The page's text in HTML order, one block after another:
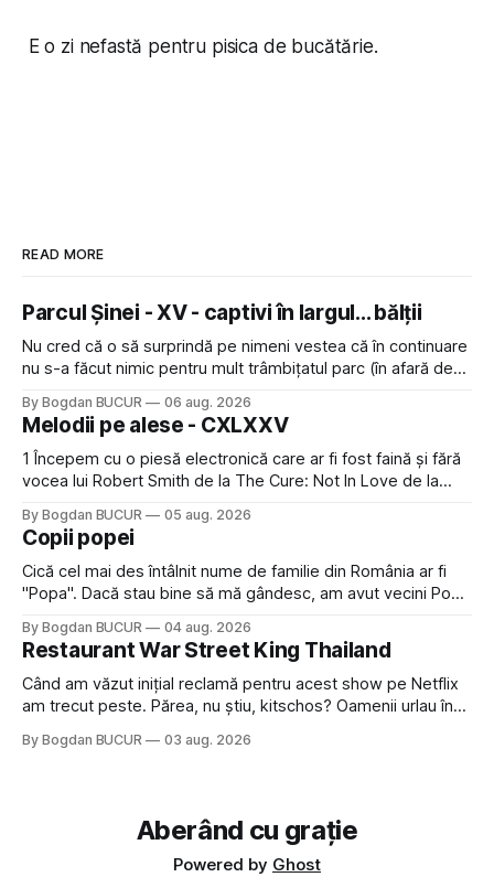
E o zi nefastă pentru pisica de bucătărie.
READ MORE
Parcul Șinei - XV - captivi în largul... bălții
Nu cred că o să surprindă pe nimeni vestea că în continuare
nu s-a făcut nimic pentru mult trâmbițatul parc (în afară de
timp pui și latră prin gard la lumea care trece prin zonă). Am
avut, în schimb, o belea
By Bogdan BUCUR 06 aug. 2026
Melodii pe alese - CXLXXV
1 Începem cu o piesă electronică care ar fi fost faină și fără
vocea lui Robert Smith de la The Cure: Not In Love de la
a dovedit că jumătatea masculină a acelui duo era cam
dubioasă...) 2. Băgăm la
By Bogdan BUCUR 05 aug. 2026
Copii popei
Cică cel mai des întâlnit nume de familie din România ar fi
"Popa". Dacă stau bine să mă gândesc, am avut vecini Popa
Dexonline spune de etimologia termenului de popă că ar
veni din slava veche, popŭ,
By Bogdan BUCUR 04 aug. 2026
Restaurant War Street King Thailand
Când am văzut inițial reclamă pentru acest show pe Netflix
am trecut peste. Părea, nu știu, kitschos? Oamenii urlau în
fine dining din alte show-uri... așa că am zis pas. Apoi ceva,
By Bogdan BUCUR 03 aug. 2026
Aberând cu grație
Powered by Ghost